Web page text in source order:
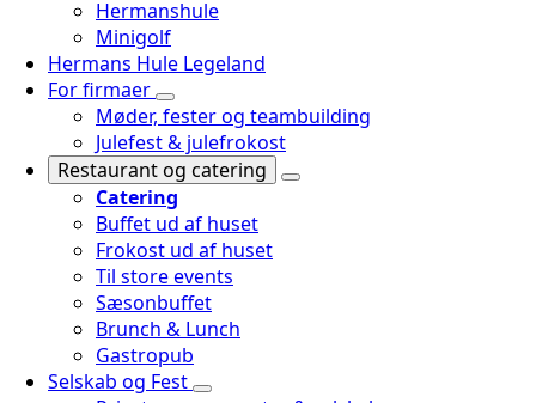
Hermanshule
Minigolf
Hermans Hule Legeland
For firmaer
Møder, fester og teambuilding
Julefest & julefrokost
Restaurant og catering
Catering
Buffet ud af huset
Frokost ud af huset
Til store events
Sæsonbuffet
Brunch & Lunch
Gastropub
Selskab og Fest